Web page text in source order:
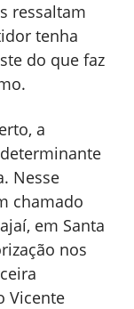
ressaltam
tenha
do que faz
a
Nesse
chamado
em Santa
nos
Vicente